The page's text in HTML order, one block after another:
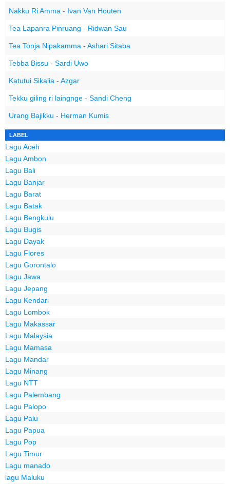
Nakku Ri Amma - Ivan Van Houten
Tea Lapanra Pinruang - Ridwan Sau
Tea Tonja Nipakamma - Ashari Sitaba
Tebba Bissu - Sardi Uwo
Katutui Sikalia - Azgar
Tekku giling ri laingnge - Sandi Cheng
Urang Bajikku - Herman Kumis
LABEL
Lagu Aceh
Lagu Ambon
Lagu Bali
Lagu Banjar
Lagu Barat
Lagu Batak
Lagu Bengkulu
Lagu Bugis
Lagu Dayak
Lagu Flores
Lagu Gorontalo
Lagu Jawa
Lagu Jepang
Lagu Kendari
Lagu Lombok
Lagu Makassar
Lagu Malaysia
Lagu Mamasa
Lagu Mandar
Lagu Minang
Lagu NTT
Lagu Palembang
Lagu Palopo
Lagu Palu
Lagu Papua
Lagu Pop
Lagu Timur
Lagu manado
lagu Maluku